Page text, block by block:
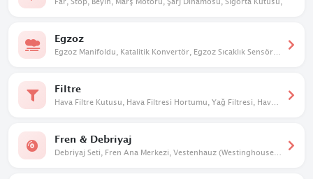
Egzoz
Filtre
Fren & Debriyaj